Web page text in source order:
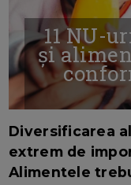
11 NU-
și
Diversificarea
extrem de
Alimentele